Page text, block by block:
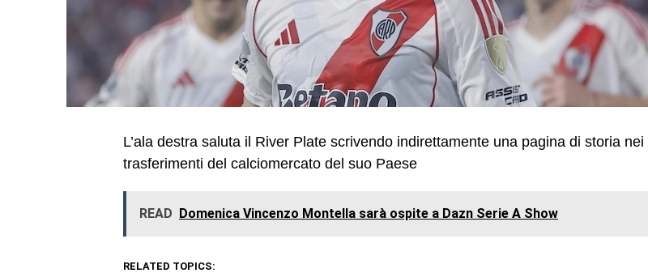
L’ala destra saluta il River Plate scrivendo indirettamente una pagina di storia nei
trasferimenti del calciomercato del suo Paese
READ Domenica Vincenzo Montella sarà ospite a Dazn Serie A Show
RELATED TOPICS: